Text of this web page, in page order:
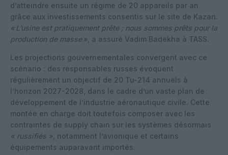
d’atteindre ensuite un régime de 20 appareils par an
grâce aux investissements consentis sur le site de Kazan.
« L’usine est pratiquement prête ; nous sommes prêts pour la
production de masse » , a assuré Vadim Badekha à TASS.
Les projections gouvernementales convergent avec ce
scénario : des responsables russes évoquent
régulièrement un objectif de 20 Tu-214 annuels à
l’horizon 2027-2028, dans le cadre d’un vaste plan de
développement de l’industrie aéronautique civile. Cette
montée en charge doit toutefois composer avec les
contraintes de supply chain sur les systèmes désormais
« russifiés », notamment l’avionique et certains
équipements auparavant importés.